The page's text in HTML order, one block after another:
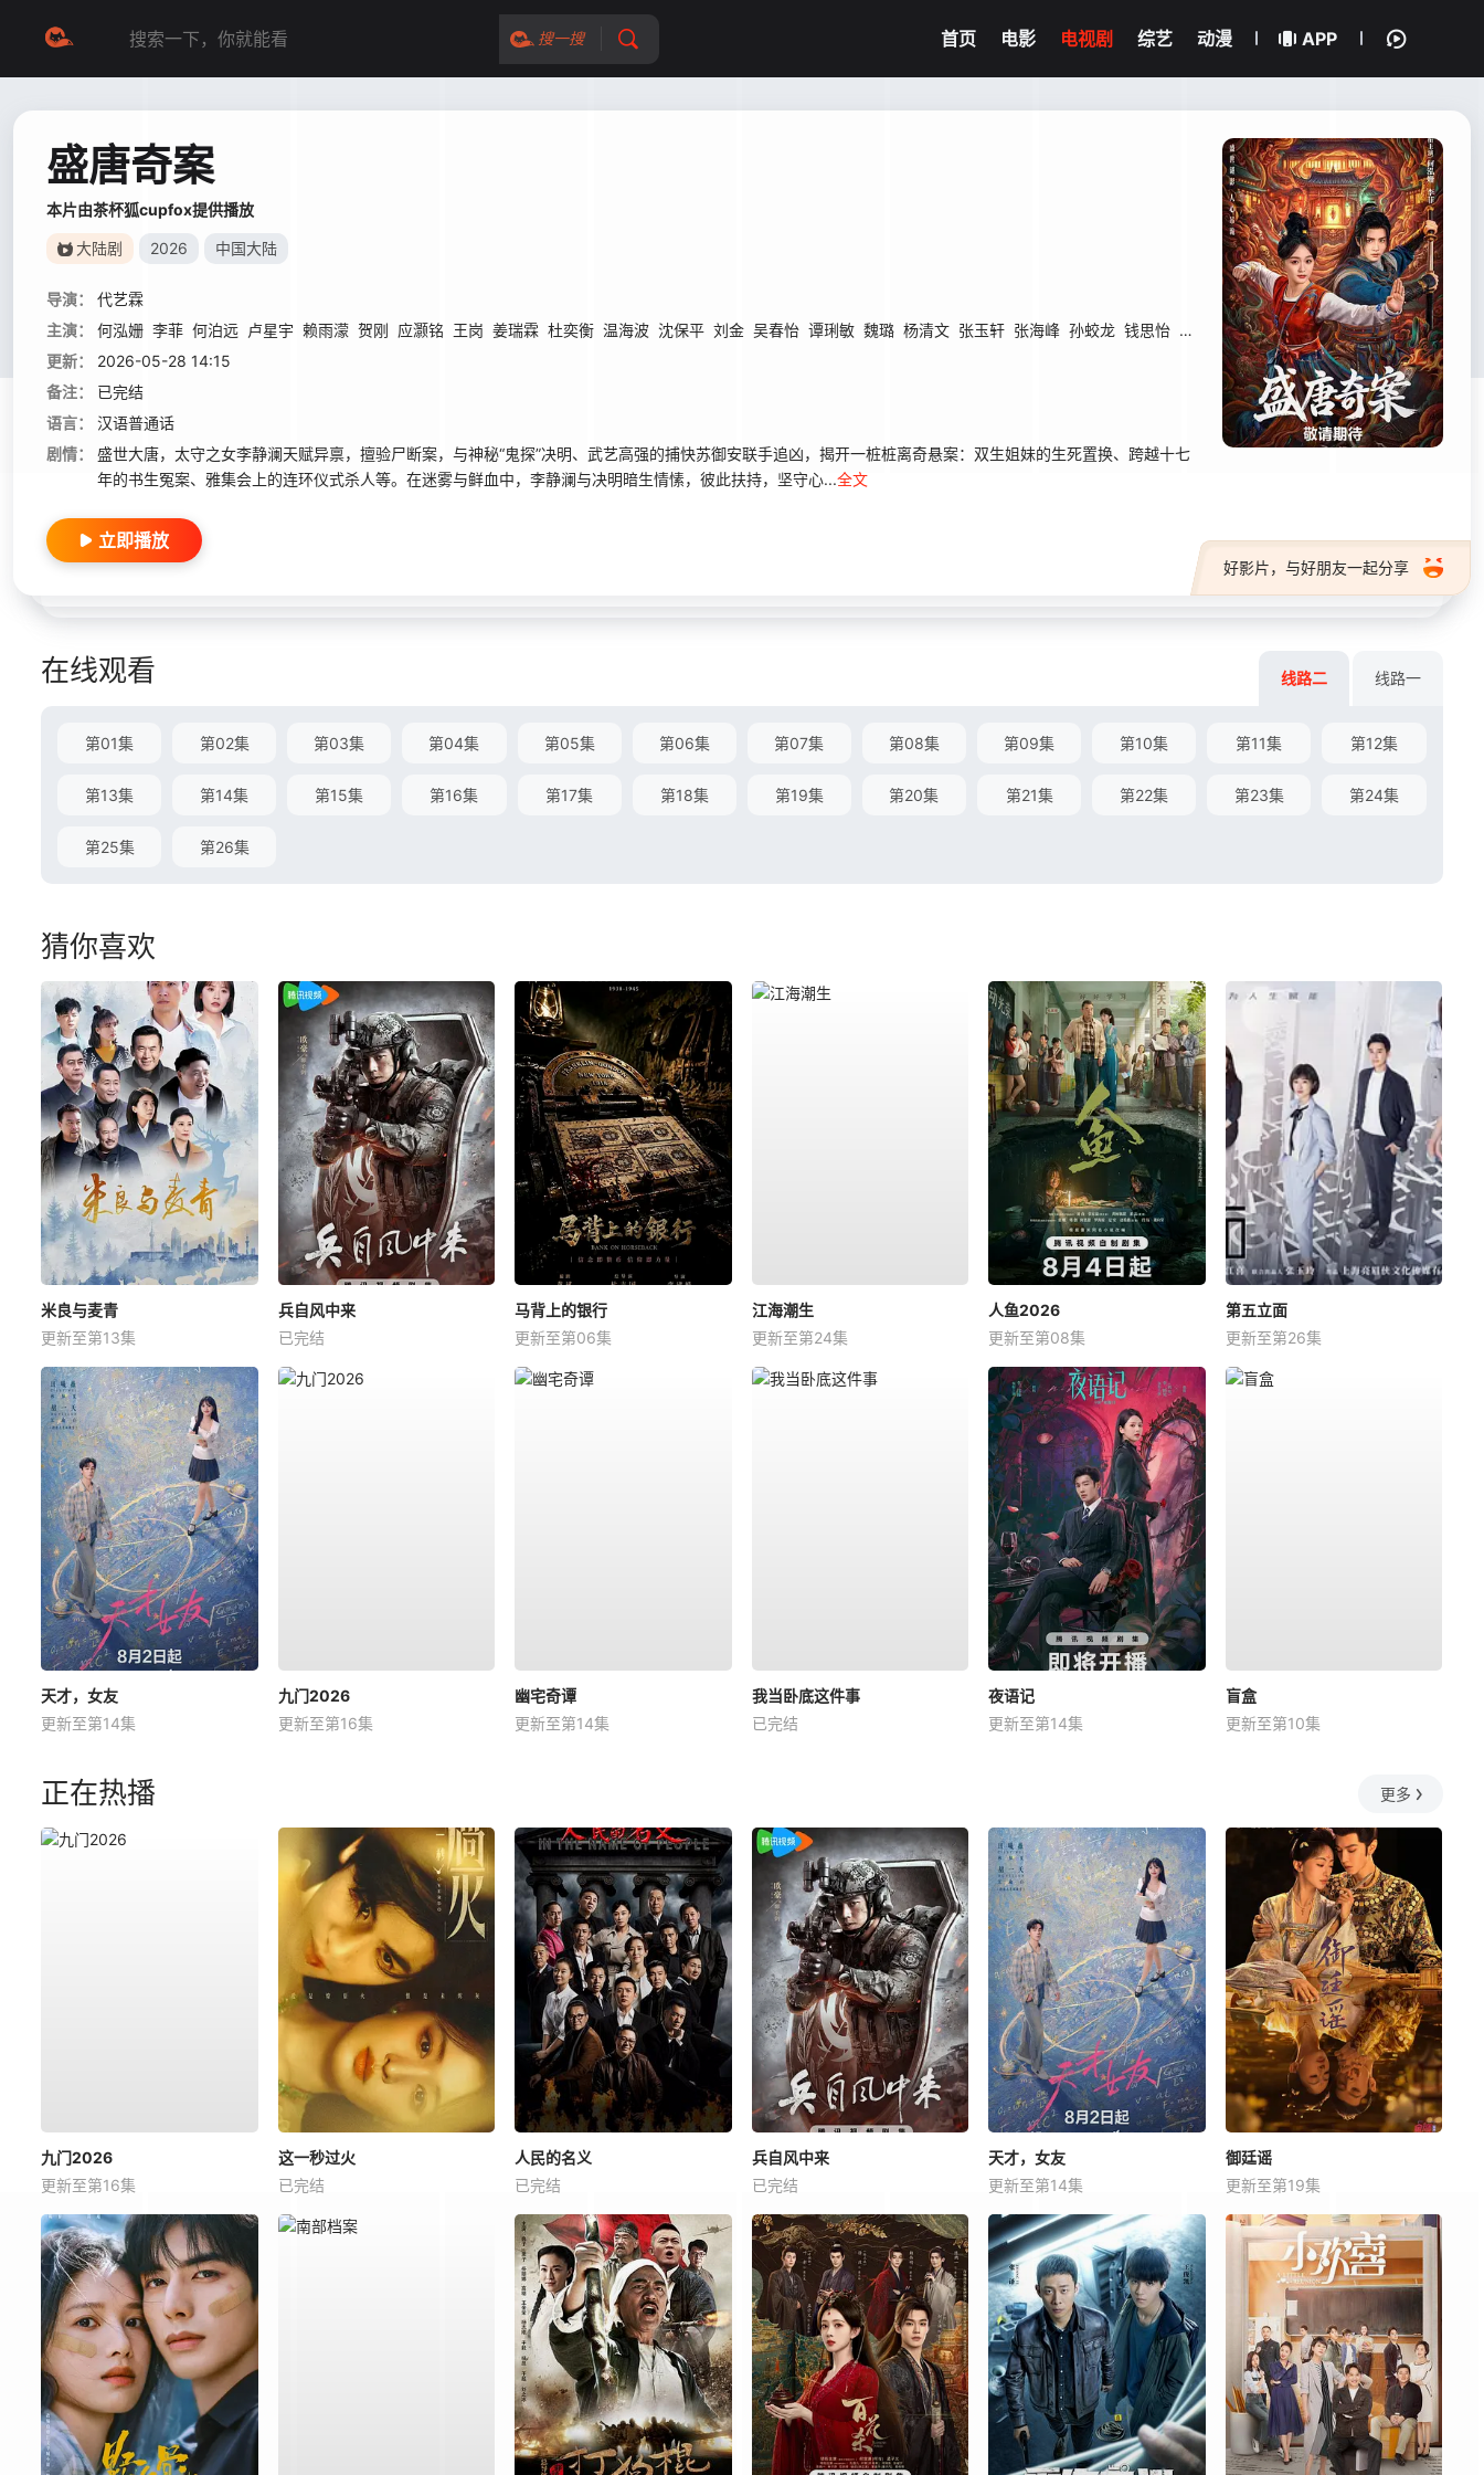
搜一搜 首页 电影 电视剧 综艺 动漫 APP
盛唐奇案
本片由茶杯狐cupfox提供播放
大陆剧 2026 中国大陆
导演：
代艺霖
主演：
何泓姗 李菲 何泊远 卢星宇 赖雨濛 贺刚 应灏铭 王岗 姜瑞霖 杜奕衡 温海波 沈保平 刘金 吴春怡 谭琍敏 魏璐 杨清文 张玉轩 张海峰 孙蛟龙 钱思怡 赵樱子 何适 罗予甜 岳冬峰 毛凡 李发光
更新：
2026-05-28 14:15
备注：
已完结
语言：
汉语普通话
剧情：
盛世大唐，太守之女李静澜天赋异禀，擅验尸断案，与神秘“鬼探”决明、武艺高强的捕快苏御安联手追凶，揭开一桩桩离奇悬案：双生姐妹的生死置换、跨越十七
年的书生冤案、雅集会上的连环仪式杀人等。在迷雾与鲜血中，李静澜与决明暗生情愫，彼此扶持，坚守心...全文
好影片，与好朋友一起分享
立即播放
在线观看 线路二 线路一
第01集 第02集 第03集 第04集 第05集 第06集 第07集 第08集 第09集 第10集 第11集 第12集
第13集 第14集 第15集 第16集 第17集 第18集 第19集 第20集 第21集 第22集 第23集 第24集
第25集 第26集
猜你喜欢
米良与麦青
更新至第13集
兵自风中来
已完结
马背上的银行
更新至第06集
江海潮生
更新至第24集
人鱼2026
更新至第08集
第五立面
更新至第26集
天才，女友
更新至第14集
九门2026
更新至第16集
幽宅奇谭
更新至第14集
我当卧底这件事
已完结
夜语记
更新至第14集
盲盒
更新至第10集
正在热播 更多
九门2026
更新至第16集
这一秒过火
已完结
人民的名义
已完结
兵自风中来
已完结
天才，女友
更新至第14集
御廷谣
更新至第19集